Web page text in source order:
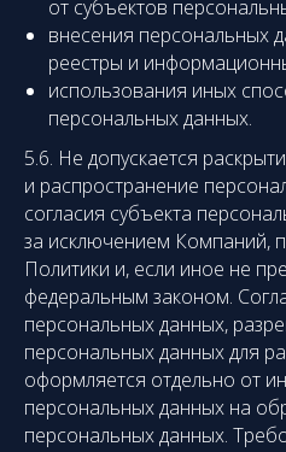
от субъектов
внесения персональных
реестры и
использования иных
персональных данных.
5.6. Не допускается
и распространение
согласия субъекта
за исключением Компаний,
Политики и, если иное не
федеральным законом.
персональных данных,
персональных данных для
оформляется отдельно от
персональных данных на
персональных данных.